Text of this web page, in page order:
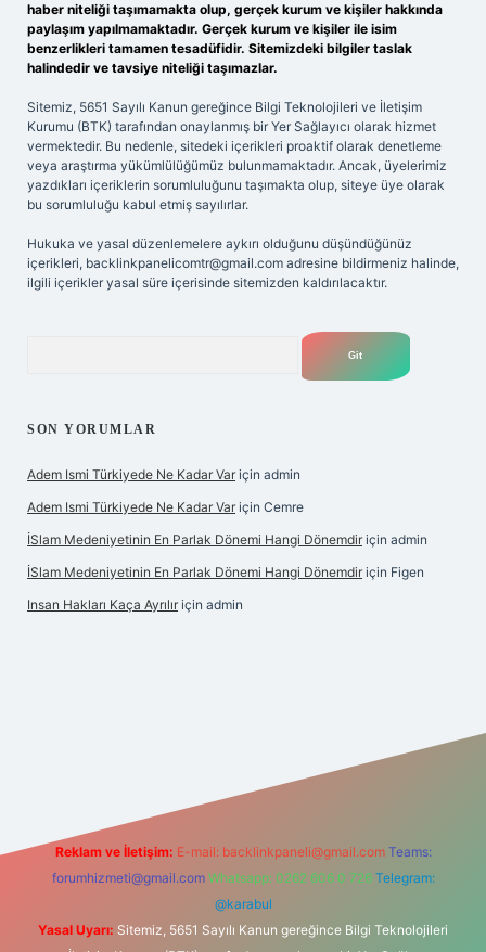
haber niteliği taşımamakta olup, gerçek kurum ve kişiler hakkında
paylaşım yapılmamaktadır. Gerçek kurum ve kişiler ile isim
benzerlikleri tamamen tesadüfidir. Sitemizdeki bilgiler taslak
halindedir ve tavsiye niteliği taşımazlar.
Sitemiz, 5651 Sayılı Kanun gereğince Bilgi Teknolojileri ve İletişim
Kurumu (BTK) tarafından onaylanmış bir Yer Sağlayıcı olarak hizmet
vermektedir. Bu nedenle, sitedeki içerikleri proaktif olarak denetleme
veya araştırma yükümlülüğümüz bulunmamaktadır. Ancak, üyelerimiz
yazdıkları içeriklerin sorumluluğunu taşımakta olup, siteye üye olarak
bu sorumluluğu kabul etmiş sayılırlar.
Hukuka ve yasal düzenlemelere aykırı olduğunu düşündüğünüz
içerikleri, backlinkpanelicomtr@gmail.com adresine bildirmeniz halinde,
ilgili içerikler yasal süre içerisinde sitemizden kaldırılacaktır.
SON YORUMLAR
Adem Ismi Türkiyede Ne Kadar Var için admin
Adem Ismi Türkiyede Ne Kadar Var için Cemre
İSlam Medeniyetinin En Parlak Dönemi Hangi Dönemdir için admin
İSlam Medeniyetinin En Parlak Dönemi Hangi Dönemdir için Figen
Insan Hakları Kaça Ayrılır için admin
Reklam ve İletişim: E-mail: backlinkpaneli@gmail.com Teams:
forumhizmeti@gmail.com Whatsapp: 0262 606 0 726 Telegram:
@karabul
Yasal Uyarı: Sitemiz, 5651 Sayılı Kanun gereğince Bilgi Teknolojileri